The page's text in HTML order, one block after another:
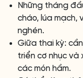
Những tháng
cháo, lúa mạch,
nghén.
Giữa thai kỳ:
triển cơ nhục
các món hầm.